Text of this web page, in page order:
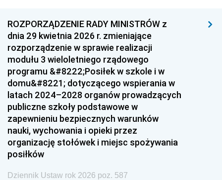
ROZPORZĄDZENIE RADY MINISTRÓW z
dnia 29 kwietnia 2026 r. zmieniające
rozporządzenie w sprawie realizacji
modułu 3 wieloletniego rządowego
programu &#8222;Posiłek w szkole i w
domu&#8221; dotyczącego wspierania w
latach 2024–2028 organów prowadzących
publiczne szkoły podstawowe w
zapewnieniu bezpiecznych warunków
nauki, wychowania i opieki przez
organizację stołówek i miejsc spożywania
posiłków
Dziennik Ustaw rok 2026 poz. 587